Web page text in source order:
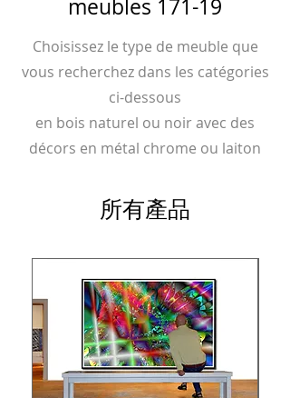
meubles 171-19
Choisissez le type de meuble que
vous recherchez dans les catégories
ci-dessous
en bois naturel ou noir avec des
décors en métal chrome ou laiton
所有產品